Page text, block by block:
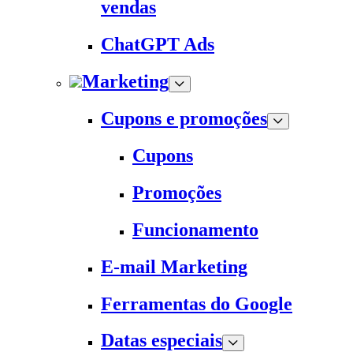
vendas
ChatGPT Ads
Marketing
Cupons e promoções
Cupons
Promoções
Funcionamento
E-mail Marketing
Ferramentas do Google
Datas especiais